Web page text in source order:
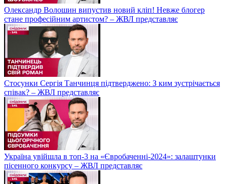
Олександр Волошин випустив новий кліп! Невже блогер
стане професійним артистом? – ЖВЛ представляє
Стосунки Сергія Танчинця підтверджено: З ким зустрічається
співак? – ЖВЛ представляє
Україна увійшла в топ-3 на «Євробаченні-2024»: залаштунки
пісенного конкурсу – ЖВЛ представляє